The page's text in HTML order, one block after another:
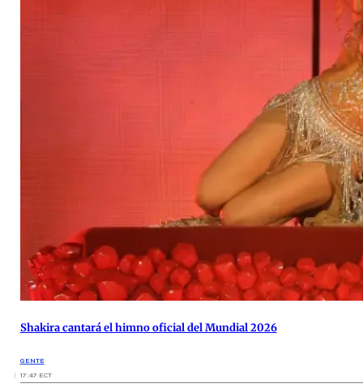
Shakira cantará el himno oficial del Mundial 2026
GENTE
17:47 ECT